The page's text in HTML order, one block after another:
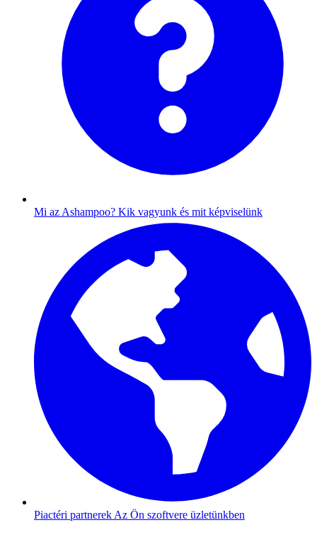
Mi az Ashampoo? Kik vagyunk és mit képviselünk
Piactéri partnerek Az Ön szoftvere üzletünkben